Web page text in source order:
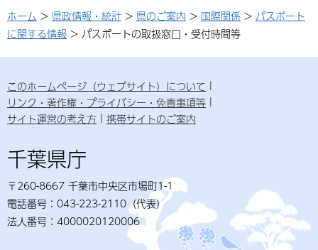
ホーム > 県政情報・統計 > 県のご案内 > 国際関係 > パスポート
に関する情報 > パスポートの取扱窓口・受付時間等
このホームページ（ウェブサイト）について
リンク・著作権・プライバシー・免責事項等
サイト運営の考え方
携帯サイトのご案内
千葉県庁
〒260-8667 千葉市中央区市場町1-1
電話番号：043-223-2110（代表）
法人番号：4000020120006